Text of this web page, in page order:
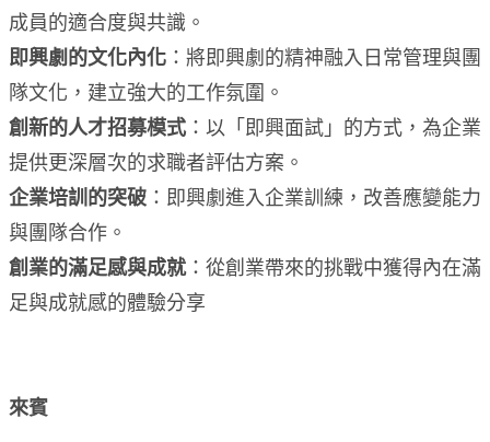
成員的適合度與共識。
即興劇的文化內化 ：將即興劇的精神融入日常管理與團
隊文化，建立強大的工作氛圍。
創新的人才招募模式 ：以「即興面試」的方式，為企業
提供更深層次的求職者評估方案。
企業培訓的突破 ：即興劇進入企業訓練，改善應變能力
與團隊合作。
創業的滿足感與成就：從創業帶來的挑戰中獲得內在滿
足與成就感的體驗分享
來賓